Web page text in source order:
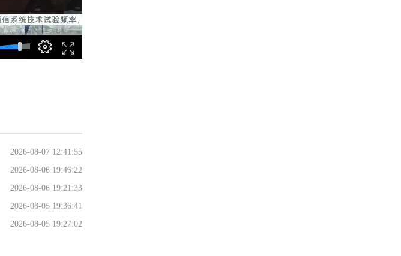
2026-08-07 12:41:55
2026-08-06 19:46:22
2026-08-06 19:21:33
2026-08-05 19:36:41
2026-08-05 19:27:02